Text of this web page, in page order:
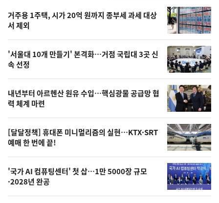
최
신,
오
늘
의
영
상
오
늘
의
사
진
기
뉴
스
거주용 1주택, 시가 20억 원까지 종부세 과세 대상
서 제외
'서울대 10개 만들기' 본격화…거점 국립대 3곳 신
속 선정
내년부터 아르헨산 원유 수입…핵심광물 공급망 협
력 체계 마련
[달달정책] 휴대폰 미니멀리즘의 실현…KTX·SRT
예매 한 번에 끝!
'국가 AI 컴퓨팅센터' 첫 삽…1만 5000장 규모
·2028년 완공